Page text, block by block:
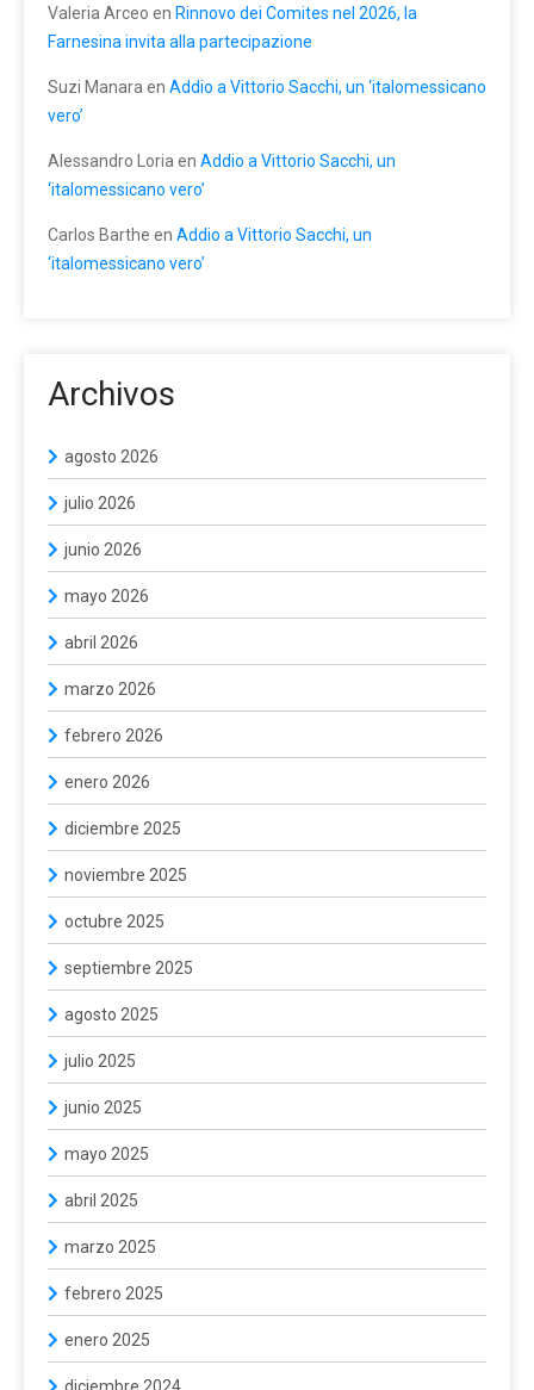
Valeria Arceo en Rinnovo dei Comites nel 2026, la
Farnesina invita alla partecipazione
Suzi Manara en Addio a Vittorio Sacchi, un ‘italomessicano
vero’
Alessandro Loria en Addio a Vittorio Sacchi, un
‘italomessicano vero’
Carlos Barthe en Addio a Vittorio Sacchi, un
‘italomessicano vero’
Archivos
agosto 2026
julio 2026
junio 2026
mayo 2026
abril 2026
marzo 2026
febrero 2026
enero 2026
diciembre 2025
noviembre 2025
octubre 2025
septiembre 2025
agosto 2025
julio 2025
junio 2025
mayo 2025
abril 2025
marzo 2025
febrero 2025
enero 2025
diciembre 2024